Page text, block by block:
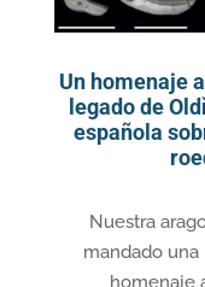
Un homenaje
legado de
española
Nuestra
mandado
homenaje